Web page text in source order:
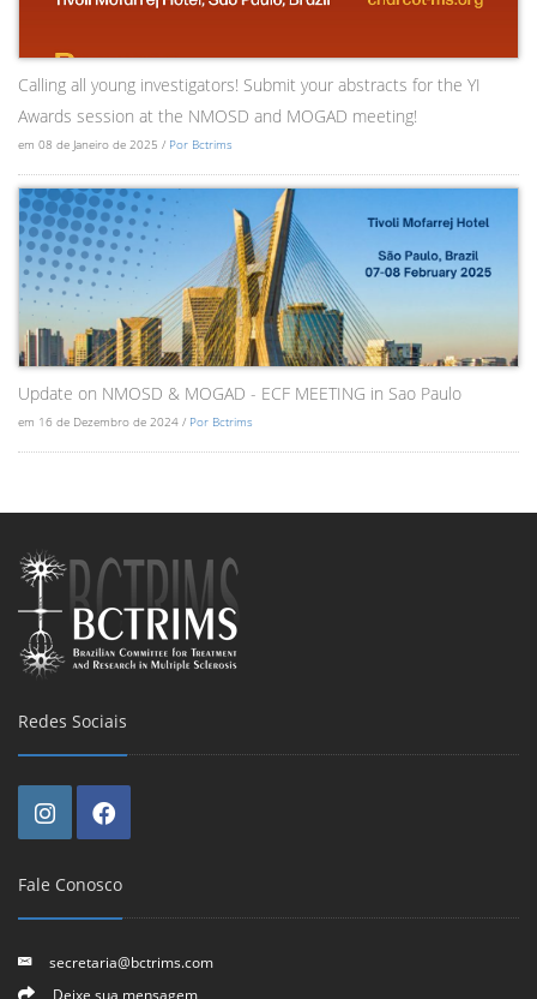
Calling all young investigators! Submit your abstracts for the YI
Awards session at the NMOSD and MOGAD meeting!
em 08 de Janeiro de 2025 / Por Bctrims
Update on NMOSD & MOGAD - ECF MEETING in Sao Paulo
em 16 de Dezembro de 2024 / Por Bctrims
Redes Sociais
Fale Conosco
secretaria@bctrims.com
Deixe sua mensagem